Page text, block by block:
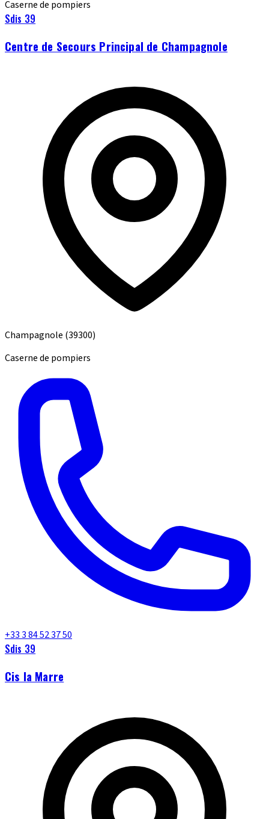
Caserne de pompiers
Sdis 39
Centre de Secours Principal de Champagnole
Champagnole (39300)
Caserne de pompiers
+33 3 84 52 37 50
Sdis 39
Cis la Marre